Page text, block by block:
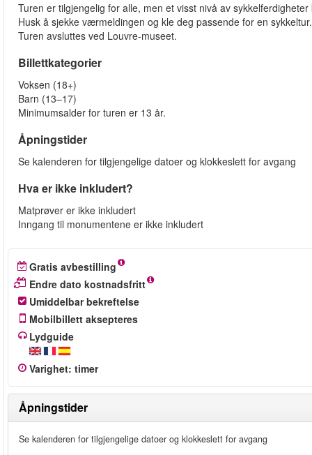
Turen er tilgjengelig for alle, men et visst nivå av sykkelferdigheter
Husk å sjekke værmeldingen og kle deg passende for en sykkeltur.
Turen avsluttes ved Louvre-museet.
Billettkategorier
Voksen (18+)
Barn (13–17)
Minimumsalder for turen er 13 år.
Åpningstider
Se kalenderen for tilgjengelige datoer og klokkeslett for avgang
Hva er ikke inkludert?
Matprøver er ikke inkludert
Inngang til monumentene er ikke inkludert
Gratis avbestilling
Endre dato kostnadsfritt
Umiddelbar bekreftelse
Mobilbillett aksepteres
Lydguide
Varighet: timer
Åpningstider
Se kalenderen for tilgjengelige datoer og klokkeslett for avgang